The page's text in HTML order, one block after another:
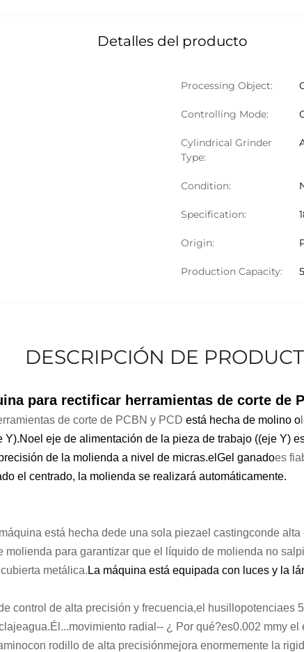
Detalles del producto
Processing Object:
Controlling Mode:
Cylindrical Grinder
Type:
Condition:
Specification:
Origin:
Production Capacity:
DESCRIPCIÓN DE
para rectificar herramientas de corte de
de corte de PCBN y PCD está hecha de molino o
Y).Noel eje de alimentación de la pieza de trabajo ((eje Y)
de la molienda a nivel de micras.el Gel ganadoes
el centrado, la molienda se realizará automáticamente.
está hecha dede una sola piezael castingconde alta
molienda para garantizar que el líquido de molienda no
metálica. La máquina está equipada con luces y la
control de alta precisión y frecuencia,el husillopotenciaes 5
agua.Él...movimiento radial -- ¿ Por qué?es0.002 mmy el
con rodillo de alta precisiónmejora enormemente la